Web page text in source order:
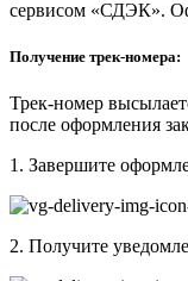
сервисом «СДЭК».
Получение трек-номера:
Трек-номер
после оформления
1. Завершите
2. Получите